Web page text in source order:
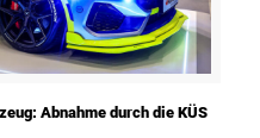
Abnahme durch die KÜS